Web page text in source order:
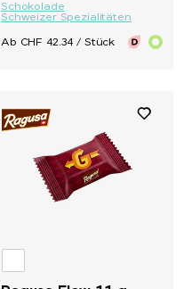
Schokolade
Schweizer Spezialitäten
Ab CHF 42.34 / Stück